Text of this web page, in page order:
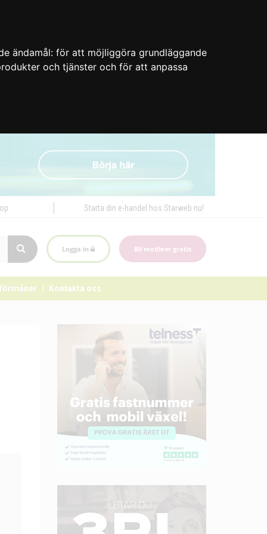
ändamål: för att möjliggöra grundläggande
och tjänster och för att anpassa
Starta din e-handel hos Starweb nu!
Logga in Bli medlem gratis
Kontakta oss